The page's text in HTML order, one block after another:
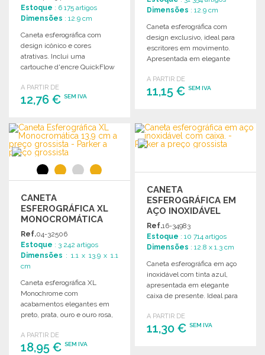
Estoque : 6 175 artigos
Dimensões : 12.9 cm
Caneta esferográfica com
design icônico e cores
atrativas. Inclui uma
cartouche d'encre QuickFlow
A PARTIR DE
12,76 € SEM IVA
ENCOMENDAR
Solicitar um orçamento
Dimensões : 12.9 cm
Caneta esferográfica com
design exclusivo, ideal para
escritores em movimento.
Apresentada em elegante
recarga.
A PARTIR DE
11,15 €SEM IVA
Solicitar um orçamento
CANETA
ESFEROGRÁFICA XL
MONOCROMÁTICA
13,9 CM
Ref.04-32506
Estoque : 3 242 artigos
Dimensões : 1.1 x 13.9 x 1.1
cm
Caneta esferográfica XL
Monochrome com
acabamentos elegantes em
preto, prata, ouro e ouro rosa,
A PARTIR DE
18,95 € SEM IVA
CANETA
ESFEROGRÁFICA EM
AÇO INOXIDÁVEL
COM CAIXA.
Ref.16-34983
Estoque : 10 714 artigos
Dimensões : 12.8 x 1.3 cm
Caneta esferográfica em aço
inoxidável com tinta azul,
apresentada em elegante
caixa de presente. Ideal para
A PARTIR DE
11,30 €SEM IVA